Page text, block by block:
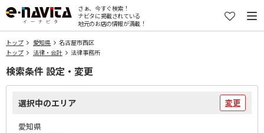
さぁ、今すぐ検索！
ナビタに掲載されている
地元のお店の情報が満載！
トップ 愛知県
名古屋市西区
トップ
法律・会計 法律事務所
検索条件 設定・変更
選択中のエリア 変更
愛知県